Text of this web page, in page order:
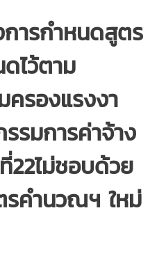
ารกำหนดสูตร
ไว้ตาม
ครองแรงงา
รมการค่าจ้าง
ไม่ชอบด้วย
คำนวณฯ ใหม่